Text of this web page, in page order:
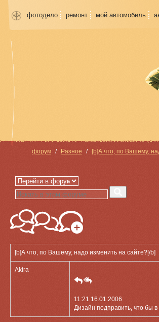
фотодело ремонт мой автомобиль
форум Разное [b]А что, по Вашему,
[b]А что, по Вашему, надо изменить на сайте?[/b]
Akira
11:21 16.01.2006
Дизайн подправить, что бы